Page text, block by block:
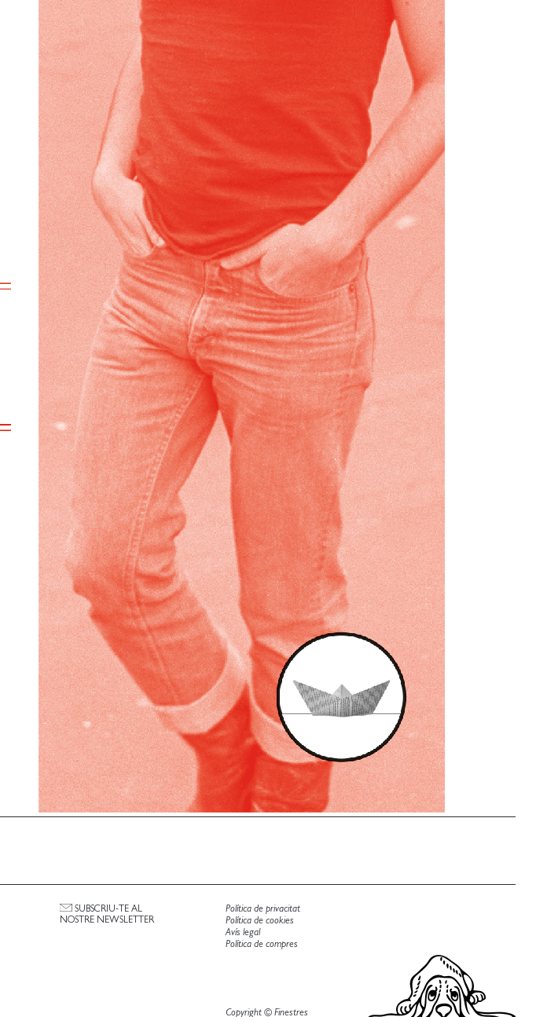
SUBSCRIU-TE AL
NOSTRE NEWSLETTER
Política de privacitat
Política de cookies
Avís legal
Política de compres
Copyright © Finestres